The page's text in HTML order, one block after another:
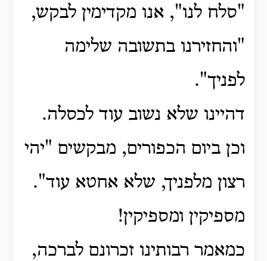
"סלח לנו", אנו מקדימין לבקש,
"והחזירנו בתשובה שלימה
לפניך".
דהיינו שלא נשוב עוד לכסלה.
וכן ביום הכפורים, מבקשים "יהי
רצון מלפניך, שלא אחטא עוד".
מספיקין ומספיקין!
כמאמר רבותינו זכרונם לברכה,